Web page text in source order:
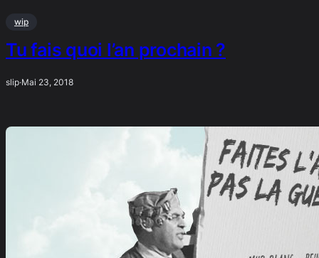
wip
Tu fais quoi l’an prochain ?
slip·Mai 23, 2018